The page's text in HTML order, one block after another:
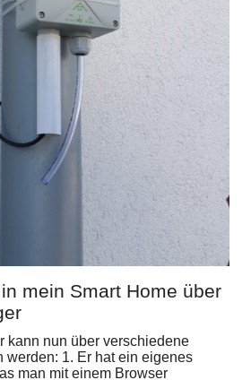
mein Smart Home über
kann nun über verschiedene
werden: 1. Er hat ein eigenes
man mit einem Browser